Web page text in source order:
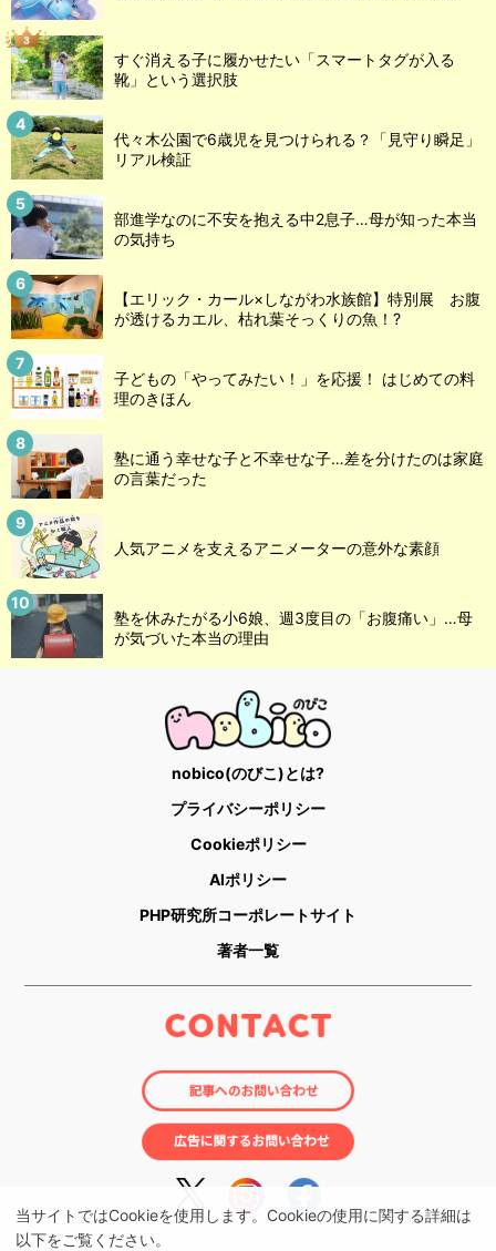
当サイトではCookieを使用します。Cookieの使用に関する詳細は
以下をご覧ください。
すぐ消える子に履かせたい「スマートタグが入る
靴」という選択肢
代々木公園で6歳児を見つけられる？「見守り瞬足」
リアル検証
部進学なのに不安を抱える中2息子…母が知った本当
の気持ち
【エリック・カール×しながわ水族館】特別展 お腹
が透けるカエル、枯れ葉そっくりの魚！?
子どもの「やってみたい！」を応援！ はじめての料
理のきほん
塾に通う幸せな子と不幸せな子…差を分けたのは家庭
の言葉だった
人気アニメを支えるアニメーターの意外な素顔
塾を休みたがる小6娘、週3度目の「お腹痛い」…母
が気づいた本当の理由
nobico(のびこ)とは?
プライバシーポリシー
Cookieポリシー
AIポリシー
PHP研究所コーポレートサイト
著者一覧